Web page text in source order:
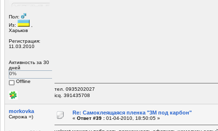
Пол:
Из:
Харьков
Регистрация:
11.03.2010
Активность за 30
дней
0%
Offline
тел. 0935202027
icq. 391435708
morkovka
Сирожа =)
Re: Самоклеящаяся пленка "3М под карбон"
« Ответ #39 : 01-04-2010, 18:50:05 »